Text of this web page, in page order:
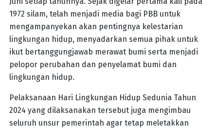
1972 silam, telah menjadi media bagi PBB untuk
mengampanyekan akan pentingnya kelestarian
lingkungan hidup, menyadarkan semua pihak untuk
ikut bertanggungjawab merawat bumi serta menjadi
pelopor perubahan dan penyelamat bumi dan
lingkungan hidup.
Pelaksanaan Hari Lingkungan Hidup Sedunia Tahun
2024 yang dilaksanakan tersebut juga mengimbau
seluruh unsur pemerintah agar tetap meletakkan